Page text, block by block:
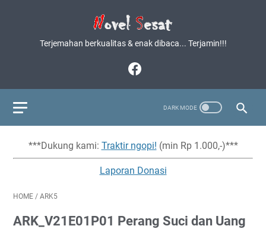
Terjemahan berkualitas & enak dibaca... Terjamin!!!
***Dukung kami: Traktir ngopi! (min Rp 1.000,-)***
Laporan Donasi
HOME / ARK5
ARK_V21E01P01 Perang Suci dan Uang